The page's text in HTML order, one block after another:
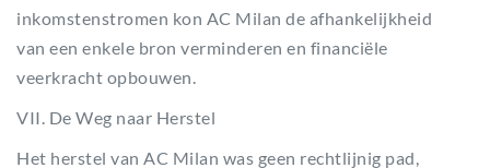
inkomstenstromen kon AC Milan de afhankelijkheid
van een enkele bron verminderen en financiële
veerkracht opbouwen.
VII. De Weg naar Herstel
Het herstel van AC Milan was geen rechtlijnig pad,